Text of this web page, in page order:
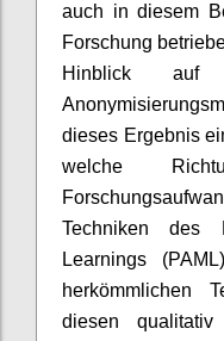
auch in diesem
Forschung
Hinblick
dieses Ergebnis
welche
Techniken des
Learnings
herkömmlichen
diesen qualitativ